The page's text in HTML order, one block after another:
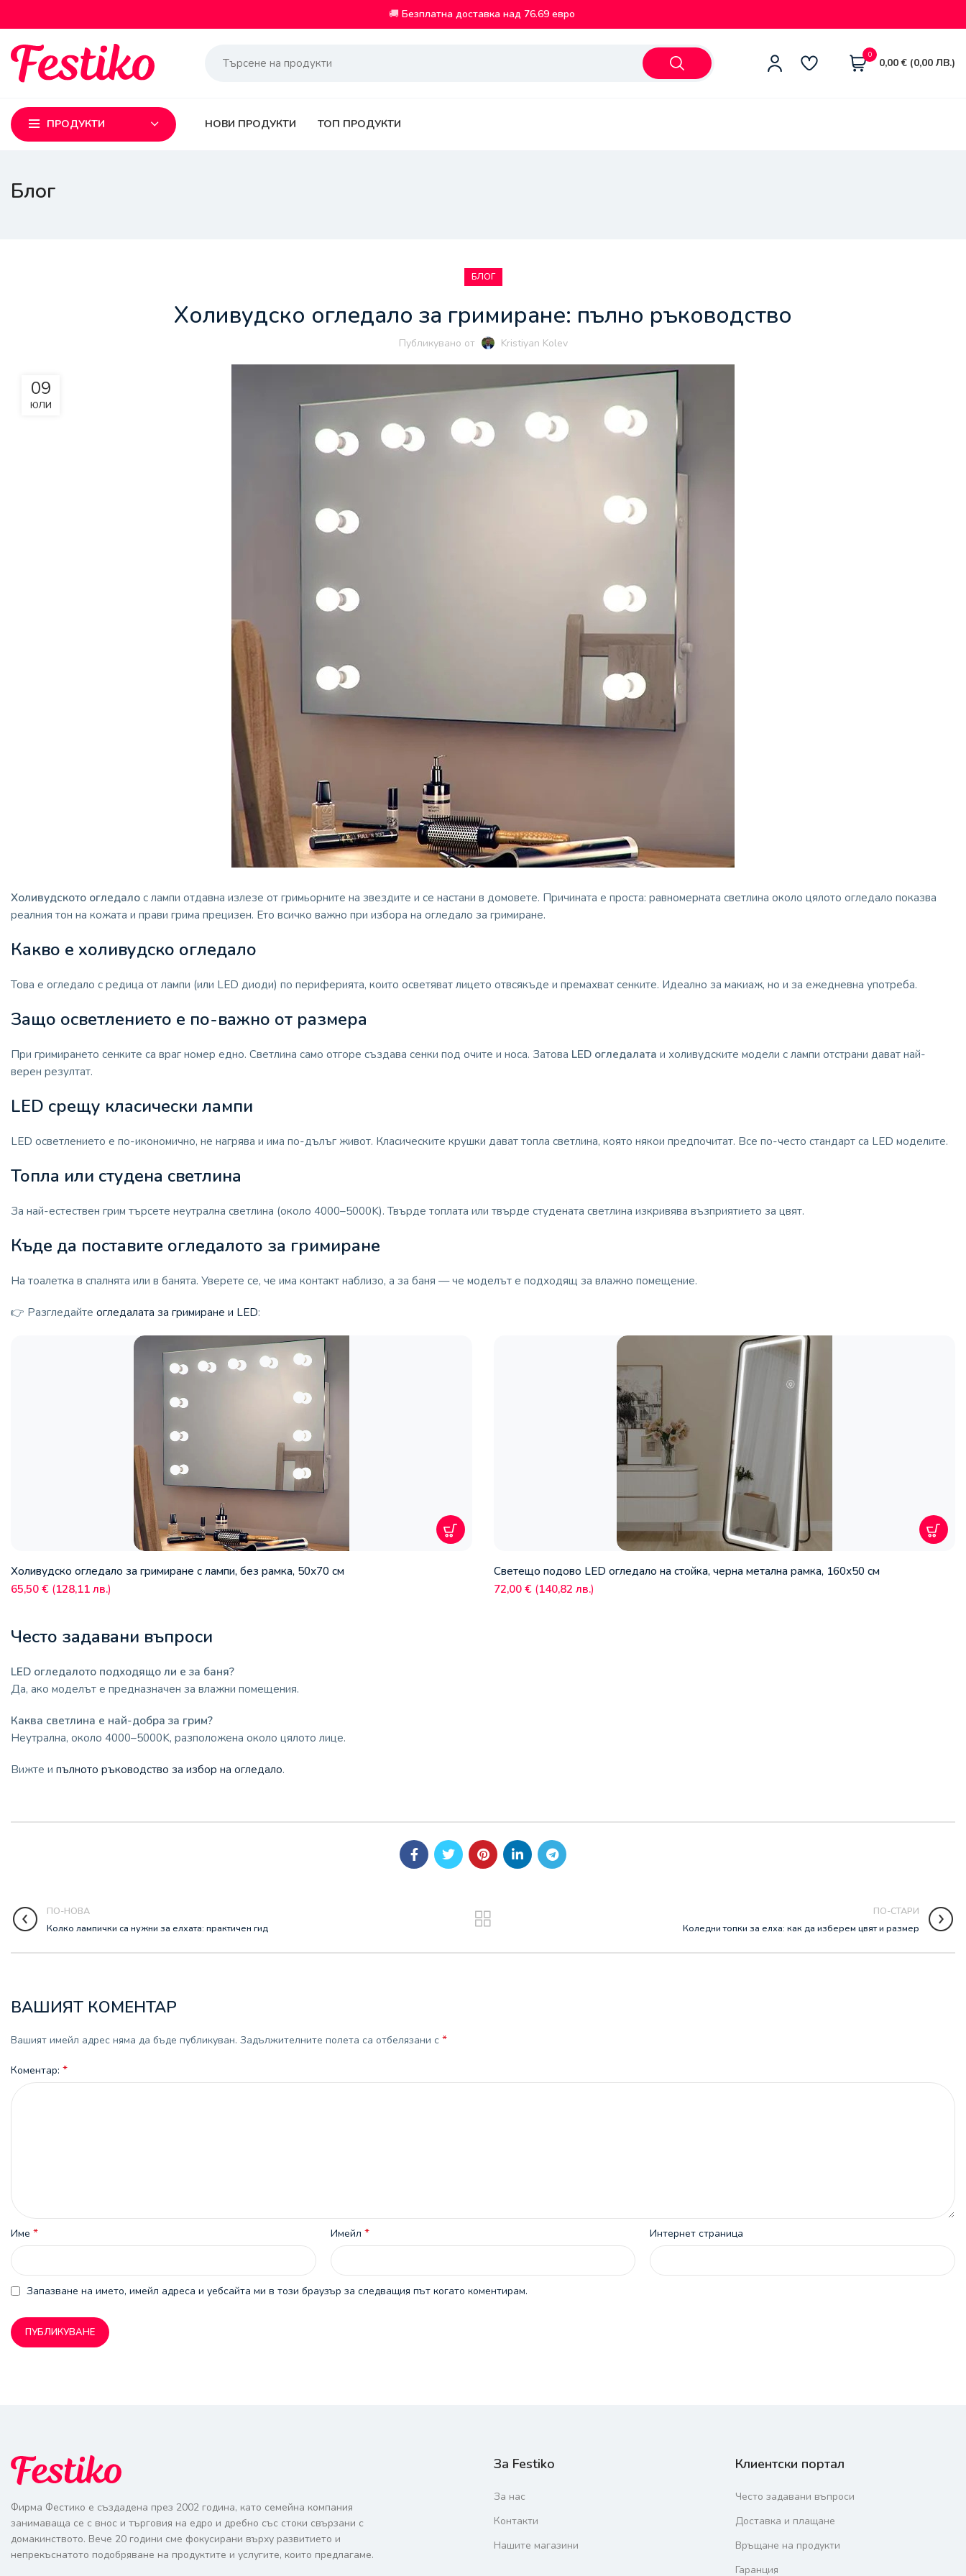
🚚 Безплатна доставка над 76.69 евро
0
0,00€ (0,00 ЛВ.)
ПРОДУКТИ НОВИ ПРОДУКТИ ТОП ПРОДУКТИ
Блог
БЛОГ
Холивудско огледало за гримиране: пълно ръководство
Публикувано от Kristiyan Kolev
09
ЮЛИ
Холивудското огледалос лампи отдавна излезе от гримьорните на звездите и се настани в домовете. Причината е проста: равномерната светлина около цялото огледало показва
реалния тон на кожата и прави грима прецизен. Ето всичко важно при избора на огледало за гримиране.
Какво е холивудско огледало
Това е огледало с редица от лампи (или LED диоди) по периферията, които осветяват лицето отвсякъде и премахват сенките. Идеално за макиаж, но и за ежедневна употреба.
Защо осветлението е по-важно от размера
При гримирането сенките са враг номер едно. Светлина само отгоре създава сенки под очите и носа. Затова LED огледалата и холивудските модели с лампи отстрани дават най-
верен резултат.
LED срещу класически лампи
LED осветлението е по-икономично, не нагрява и има по-дълъг живот. Класическите крушки дават топла светлина, която някои предпочитат. Все по-често стандарт са LED моделите.
Топла или студена светлина
За най-естествен грим търсете неутрална светлина (около 4000–5000K). Твърде топлата или твърде студената светлина изкривява възприятието за цвят.
Къде да поставите огледалото за гримиране
На тоалетка в спалнята или в банята. Уверете се, че има контакт наблизо, а за баня — че моделът е подходящ за влажно помещение.
👉 Разгледайте огледалата за гримиране и LED:
Холивудско огледало за гримиране с лампи, без рамка, 50х70 см
65,50€ (128,11лв.)
Светещо подово LED огледало на стойка, черна метална рамка, 160х50 см
72,00€ (140,82 лв.)
Често задавани въпроси
LED огледалото подходящо ли е за баня?
Да, ако моделът е предназначен за влажни помещения.
Каква светлина е най-добра за грим?
Неутрална, около 4000–5000K, разположена около цялото лице.
Вижте и пълното ръководство за избор на огледало.
ПО-НОВА
Колко лампички са нужни за елхата: практичен гид
ПО-СТАРИ
Коледни топки за елха: как да изберем цвят и размер
ВАШИЯТ КОМЕНТАР
Вашият имейл адрес няма да бъде публикуван. Задължителните полета са отбелязани с *
Коментар: *
Име * Имейл * Интернет страница
Запазване на името, имейл адреса и уебсайта ми в този браузър за следващия път когато коментирам.
Фирма Фестико е създадена през 2002 година, като семейна компания
занимаваща се с внос и търговия на едро и дребно със стоки свързани с
домакинството. Вече 20 години сме фокусирани върху развитието и
непрекъснатото подобряване на продуктите и услугите, които предлагаме.
За Festiko
За нас
Контакти
Нашите магазини
Клиентски портал
Често задавани въпроси
Доставка и плащане
Връщане на продукти
Гаранция